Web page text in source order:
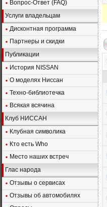
Вопрос-Ответ (FAQ)
Услуги владельцам
Дисконтная программа
Партнеры и скидки
Публикации
История NISSAN
О моделях Ниссан
Техно-библиотечка
Всякая всячина
Клуб НИССАН
Клубная символика
Кто есть Who
Место наших встреч
Глас народа
Отзывы о сервисах
Отзывы об автомобилях